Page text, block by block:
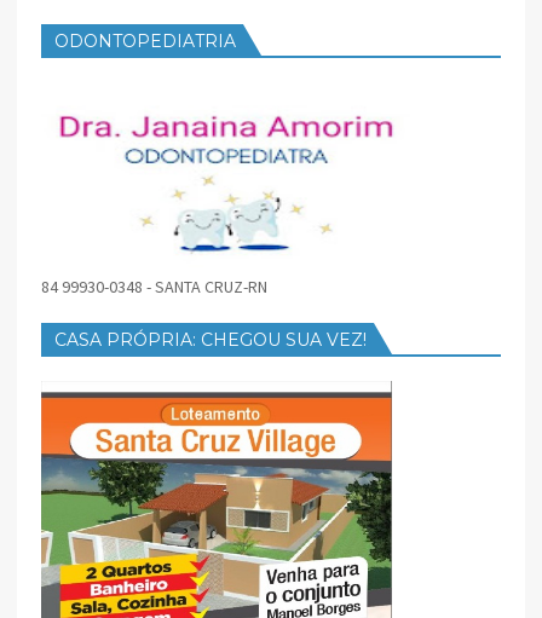
ODONTOPEDIATRIA
84 99930-0348 - SANTA CRUZ-RN
CASA PRÓPRIA: CHEGOU SUA VEZ!